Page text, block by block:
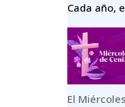
Cada año,
El